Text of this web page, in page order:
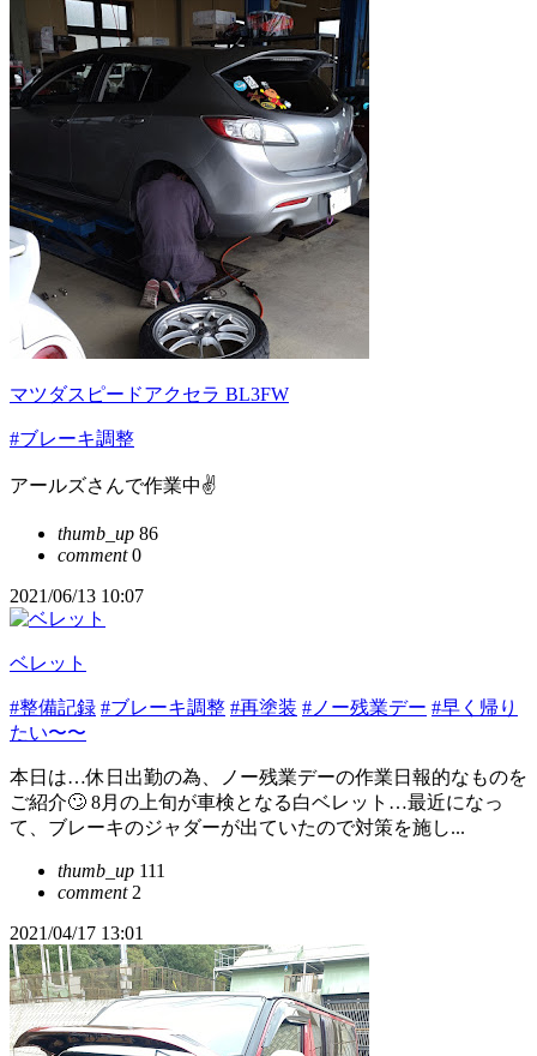
マツダスピードアクセラ BL3FW
#ブレーキ調整
アールズさんで作業中✌️
thumb_up 86
comment0
2021/06/13 10:07
ベレット
#整備記録 #ブレーキ調整 #再塗装 #ノー残業デー #早く帰り
たい〜〜
本日は…休日出勤の為、ノー残業デーの作業日報的なものを
ご紹介🙄 8月の上旬が車検となる白ベレット…最近になっ
て、ブレーキのジャダーが出ていたので対策を施し...
thumb_up 111
comment2
2021/04/17 13:01